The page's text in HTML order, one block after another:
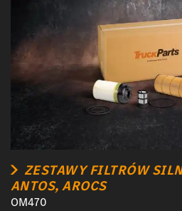
ZESTAWY FILTRÓW
ANTOS, AROCS
OM470